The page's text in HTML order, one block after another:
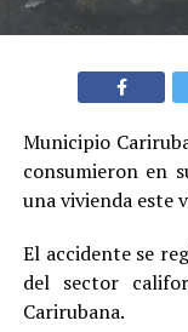
Municipio
consumieron en
una vivienda este
El accidente se
del sector
Carirubana.